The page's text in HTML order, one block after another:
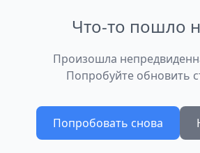
Что-то пошло
Произошла
Попробуйте обновить
Попробовать снова